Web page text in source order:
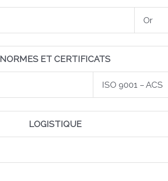
Or
NORMES ET CERTIFICATS
ISO 9001 – ACS
LOGISTIQUE